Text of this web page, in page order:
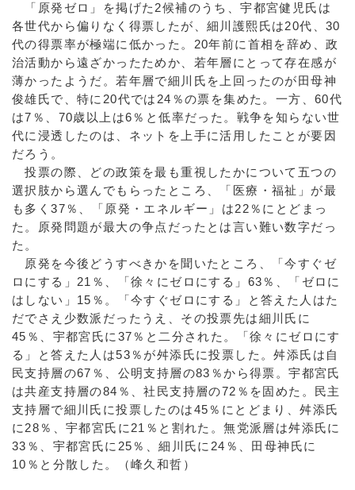
「原発ゼロ」を掲げた2候補のうち、宇都宮健児氏は
各世代から偏りなく得票したが、細川護熙氏は20代、30
代の得票率が極端に低かった。20年前に首相を辞め、政
治活動から遠ざかったためか、若年層にとって存在感が
薄かったようだ。若年層で細川氏を上回ったのが田母神
俊雄氏で、特に20代では24％の票を集めた。一方、60代
は7％、70歳以上は6％と低率だった。戦争を知らない世
代に浸透したのは、ネットを上手に活用したことが要因
だろう。
投票の際、どの政策を最も重視したかについて五つの
選択肢から選んでもらったところ、「医療・福祉」が最
も多く37％、「原発・エネルギー」は22％にとどまっ
た。原発問題が最大の争点だったとは言い難い数字だっ
た。
原発を今後どうすべきかを聞いたところ、「今すぐゼ
ロにする」21％、「徐々にゼロにする」63％、「ゼロに
はしない」15％。「今すぐゼロにする」と答えた人はた
だでさえ少数派だったうえ、その投票先は細川氏に
45％、宇都宮氏に37％と二分された。「徐々にゼロにす
る」と答えた人は53％が舛添氏に投票した。舛添氏は自
民支持層の67％、公明支持層の83％から得票。宇都宮氏
は共産支持層の84％、社民支持層の72％を固めた。民主
支持層で細川氏に投票したのは45％にとどまり、舛添氏
に28％、宇都宮氏に21％と割れた。無党派層は舛添氏に
33％、宇都宮氏に25％、細川氏に24％、田母神氏に
10％と分散した。（峰久和哲）